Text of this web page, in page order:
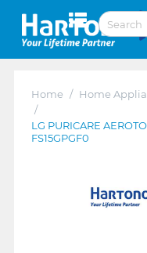
Home / Home
/
LG PURICARE
FS15GPGF0